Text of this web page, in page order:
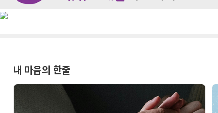
내 마음의 한줄